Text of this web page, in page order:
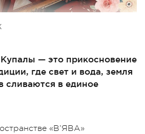
— это прикосновение
где свет и вода, земля
сливаются в единое
«В’ЯВА»